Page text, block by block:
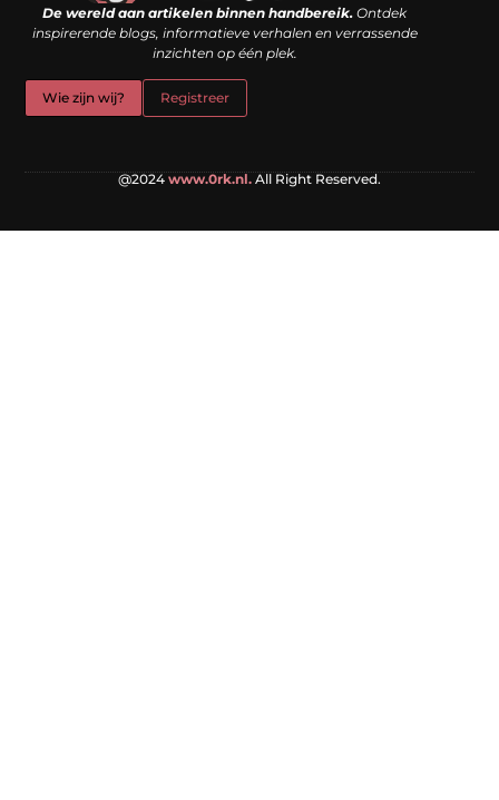
De wereld aan artikelen binnen handbereik. Ontdek
inspirerende blogs, informatieve verhalen en verrassende
inzichten op één plek.
Wie zijn wij? Registreer
@2024 www.0rk.nl. All Right Reserved.